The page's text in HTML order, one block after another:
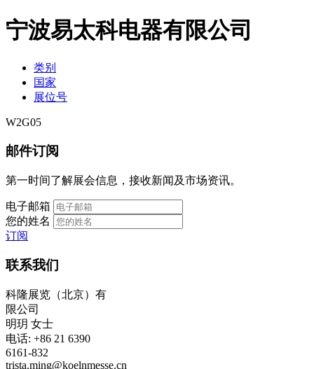
宁波易太科电器有限公司
类别
国家
展位号
W2G05
邮件订阅
第一时间了解展会信息，接收新闻及市场资讯。
电子邮箱
您的姓名
订阅
联系我们
科隆展览（北京）有
限公司
明玥 女士
电话: +86 21 6390
6161-832
trista.ming@koelnmesse.cn